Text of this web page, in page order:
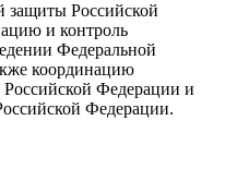
защиты Российской
и контроль
Федеральной
координацию
Федерации и
Федерации.